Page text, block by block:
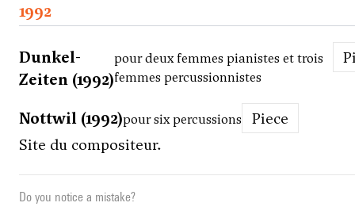
1992
Dunkel-
Zeiten (1992)
pour deux femmes pianistes et trois
femmes percussionnistes
Nottwil (1992)pour six percussions
Piece
Site du compositeur.
Do you notice a mistake?